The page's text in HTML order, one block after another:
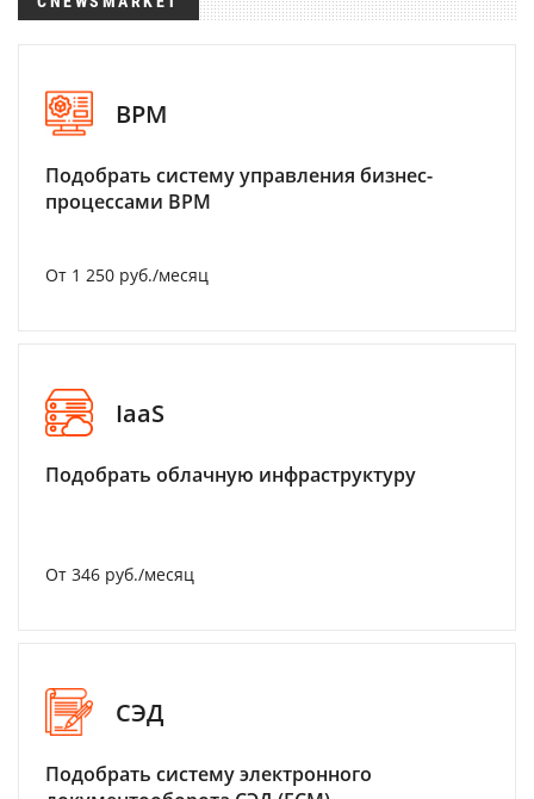
BPM
Подобрать систему управления бизнес-
процессами BPM
От 1 250 руб./месяц
IaaS
Подобрать облачную инфраструктуру
От 346 руб./месяц
СЭД
Подобрать систему электронного